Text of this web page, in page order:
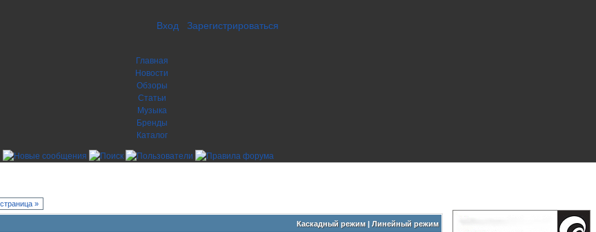
Вход Зарегистрироваться
Главная
Новости
Обзоры
Статьи
Музыка
Бренды
Каталог
»
Каскадный режим| Линейный режим